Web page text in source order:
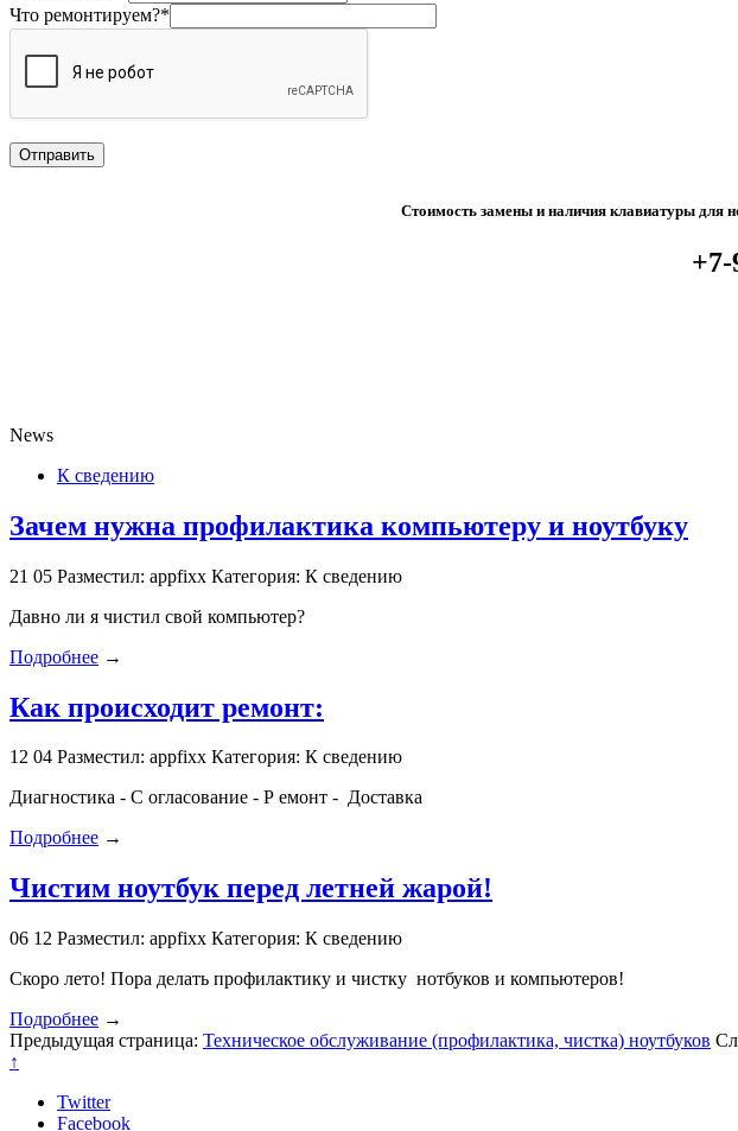
Что ремонтируем?*
Стоимость замены и наличия клавиатуры для
+7-
News
К сведению
Зачем нужна профилактика компьютеру и ноутбуку
21 05 Разместил: appfixx Категория: К сведению
Давно ли я чистил свой компьютер?
Подробнее →
Как происходит ремонт:
12 04 Разместил: appfixx Категория: К сведению
Диагностика - С огласование - Р емонт - Доставка
Подробнее →
Чистим ноутбук перед летней жарой!
06 12 Разместил: appfixx Категория: К сведению
Скоро лето! Пора делать профилактику и чистку нотбуков и компьютеров!
Подробнее →
Предыдущая страница: Техническое обслуживание (профилактика, чистка) ноутбуков
↑
Twitter
Facebook